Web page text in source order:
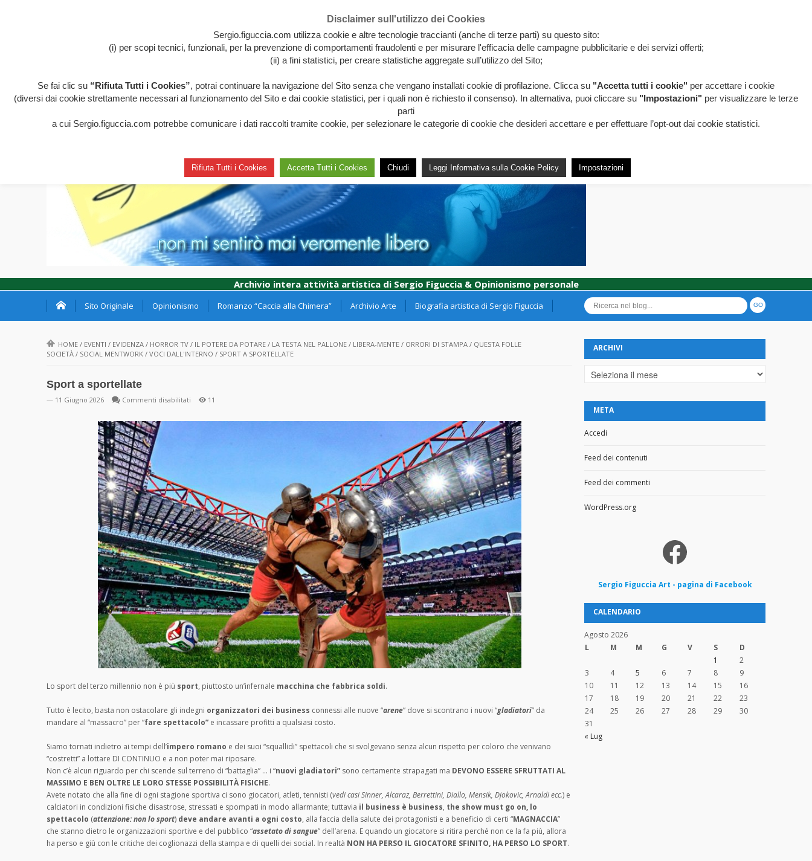
Archivio intera attività artistica di Sergio Figuccia & Opinionismo personale
Sito Originale Opinionismo Romanzo “Caccia alla Chimera” Archivio Arte Biografia artistica di Sergio Figuccia
HOME / EVENTI / EVIDENZA / HORROR TV / IL POTERE DA POTARE / LA TESTA NEL PALLONE / LIBERA-MENTE / ORRORI DI STAMPA / QUESTA FOLLE
SOCIETÀ / SOCIAL MENTWORK / VOCI DALL'INTERNO / SPORT A SPORTELLATE
Sport a sportellate
— 11 Giugno 2026 Commenti disabilitati
a
11
Lo sport del terzo millennio non è più sport, piuttosto un’infernale macchina che fabbrica soldi.
Tutto è lecito, basta non ostacolare gli indegni organizzatori dei business connessi alle nuove “arene” dove si scontrano i nuovi “gladiatori” da
mandare al “massacro” per “fare spettacolo” e incassare profitti a qualsiasi costo.
Siamo tornati indietro ai tempi dell’impero romano e dei suoi “squallidi” spettacoli che si svolgevano senza alcun rispetto per coloro che venivano
“costretti” a lottare DI CONTINUO e a non poter mai riposare.
Non c’è alcun riguardo per chi scende sul terreno di “battaglia” … i “nuovi gladiatori” sono certamente strapagati ma DEVONO ESSERE SFRUTTATI AL
MASSIMO E BEN OLTRE LE LORO STESSE POSSIBILITÀ FISICHE.
Avete notato che alla fine di ogni stagione sportiva ci sono giocatori, atleti, tennisti (vedi casi Sinner, Alcaraz, Berrettini, Diallo, Mensik, Djokovic, Arnaldi ecc.) e
calciatori in condizioni fisiche disastrose, stressati e spompati in modo allarmante; tuttavia il business è business, the show must go on, lo
spettacolo (attenzione: non lo sport) deve andare avanti a ogni costo, alla faccia della salute dei protagonisti e a beneficio di certi “MAGNACCIA”
che stanno dietro le organizzazioni sportive e del pubblico “assetato di sangue” dell’arena. E quando un giocatore si ritira perché non ce la fa più, allora
ha perso e giù con le critiche dei coglionazzi della stampa e di quelli dei social. In realtà NON HA PERSO IL GIOCATORE SFINITO, HA PERSO LO SPORT.
ARCHIVI
Archivi
META
Accedi
Feed dei contenuti
Feed dei commenti
WordPress.org
Facebook
Sergio Figuccia Art - pagina di Facebook
CALENDARIO
Agosto 2026
L
M M G V S
D
1
2
3
4 5 6 7 8
9
10
11 12 13 14 15
16
17
18 19 20 21 22
23
24
25 26 27 28 29
30
31
« Lug
Disclaimer sull'utilizzo dei Cookies
Sergio.figuccia.com utilizza cookie e altre tecnologie traccianti (anche di terze parti) su questo sito:
(i) per scopi tecnici, funzionali, per la prevenzione di comportamenti fraudolenti e per misurare l'efficacia delle campagne pubblicitarie e dei servizi offerti;
(ii) a fini statistici, per creare statistiche aggregate sull’utilizzo del Sito;
Se fai clic su “Rifiuta Tutti i Cookies”, potrai continuare la navigazione del Sito senza che vengano installati cookie di profilazione. Clicca su "Accetta tutti i cookie" per accettare i cookie
(diversi dai cookie strettamente necessari al funzionamento del Sito e dai cookie statistici, per i quali non è richiesto il consenso). In alternativa, puoi cliccare su "Impostazioni" per visualizzare le terze
parti
a cui Sergio.figuccia.com potrebbe comunicare i dati raccolti tramite cookie, per selezionare le categorie di cookie che desideri accettare e per effettuare l’opt-out dai cookie statistici.
Rifiuta Tutti i Cookies Accetta Tutti i Cookies Chiudi Leggi Informativa sulla Cookie Policy Impostazioni